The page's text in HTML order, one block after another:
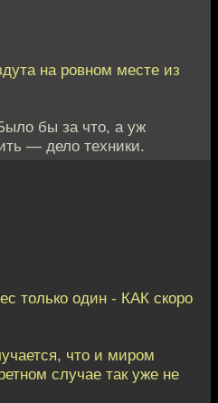
на ровном месте из
бы за что, а уж
— дело техники.
только один - КАК скоро
что и миром
случае так уже не